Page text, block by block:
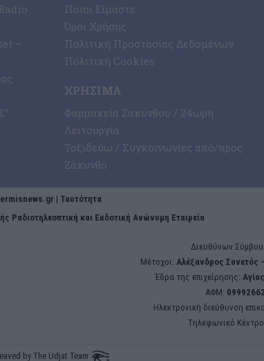
–
Ποιοι Είμαστε
Όροι Χρήσης
Πολιτική Προστασίας Δεδομένων
Πολιτική Cookies
ΧΡΉΣΙΜΑ
Φαρμακεία Ζακύνθου / 24ωρη
Λειτουργία
Ταξιδεύω / Συγκοινωνίες από/προς
Ζάκυνθο
ermisnews.gr | Ταυτότητα
Ραδιοτηλεοπτική και Εκδοτική Ανώνυμη Εταιρεία
Διευθύνων
Μέτοχοι: Αλέξανδρος Συνετός
Έδρα της επιχείρησης:
ΑΦΜ:
Ηλεκτρονική διεύθυνση
Tηλεφωνικό
byThe Udjat Team